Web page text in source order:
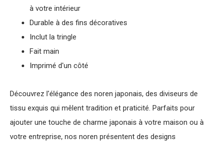
à votre intérieur
Durable à des fins décoratives
Inclut la tringle
Fait main
Imprimé d'un côté
Découvrez l'élégance des noren japonais, des diviseurs de
tissu exquis qui mêlent tradition et praticité. Parfaits pour
ajouter une touche de charme japonais à votre maison ou à
votre entreprise, nos noren présentent des designs